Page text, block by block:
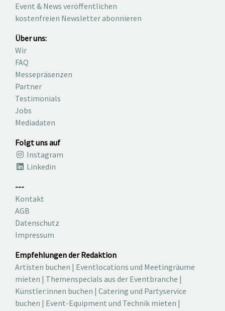
Event & News veröffentlichen
kostenfreien Newsletter abonnieren
Über uns:
Wir
FAQ
Messepräsenzen
Partner
Testimonials
Jobs
Mediadaten
Folgt uns auf
Instagram
Linkedin
---
Kontakt
AGB
Datenschutz
Impressum
Empfehlungen der Redaktion
Artisten buchen | Eventlocations und Meetingräume
mieten | Themenspecials aus der Eventbranche |
Künstler:innen buchen | Catering und Partyservice
buchen | Event-Equipment und Technik mieten |